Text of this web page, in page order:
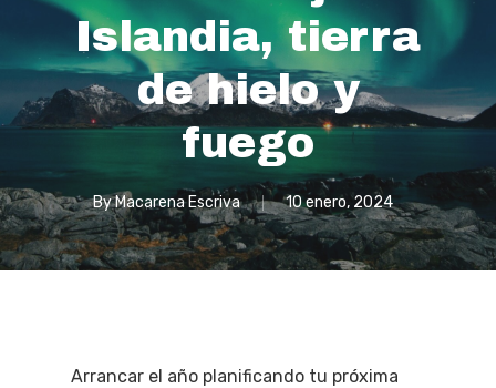
Islandia, tierra
de hielo y
fuego
ByMacarena Escriva 10 enero, 2024
Arrancar el año planificando tu próxima